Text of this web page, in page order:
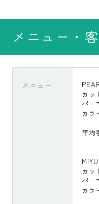
メニュー・
メニュー
カッ
パー
カラ
平均
カ
パー
カ